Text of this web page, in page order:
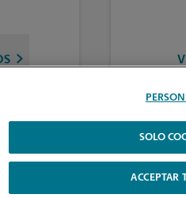
SOLO
ACCEPTAR